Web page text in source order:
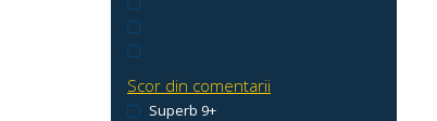
Scor din comentarii
Superb 9+